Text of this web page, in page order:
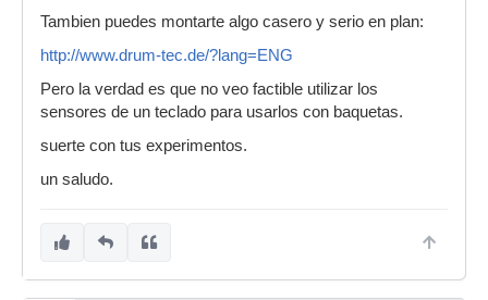
Tambien puedes montarte algo casero y serio en plan:
http://www.drum-tec.de/?lang=ENG
Pero la verdad es que no veo factible utilizar los
sensores de un teclado para usarlos con baquetas.
suerte con tus experimentos.
un saludo.